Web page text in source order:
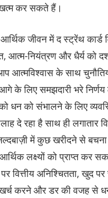
कर सकते हैं।
जीवन में द स्‍ट्रेंथ कार्ड
आत्‍म-नियंत्रण और धैर्य को
आत्‍मविश्‍वास के साथ
के लिए समझदारी भरे निर्णय
धन को संभालने के लिए
दे रहा है साथ ही लगातार
में कुछ खरीदने से बचना
लक्ष्‍यों को प्राप्‍त कर
वित्तीय अनिश्चि‍तता, खुद
खर्च करने और डर की वजह से